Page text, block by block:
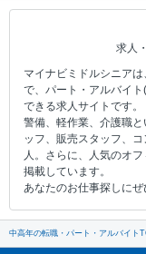
求人
マイナビミドルシニア
で、パート・アルバイ
できる求人サイトです。
警備、軽作業、介護職
ッフ、販売スタッフ、
人。さらに、人気のオ
掲載しています。
あなたのお仕事探しにぜ
中高年の転職・パート・アルバイト